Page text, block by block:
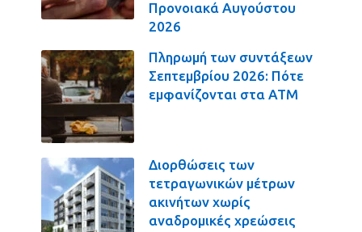
Προνοιακά Αυγούστου
2026
Πληρωμή των συντάξεων
Σεπτεμβρίου 2026: Πότε
εμφανίζονται στα ΑΤΜ
Διορθώσεις των
τετραγωνικών μέτρων
ακινήτων χωρίς
αναδρομικές χρεώσεις